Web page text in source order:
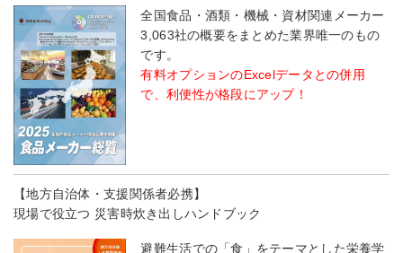
全国食品・酒類・機械・資材関連メーカー
3,063社の概要をまとめた業界唯一のもの
です。
有料オプションのExcelデータとの併用
で、利便性が格段にアップ！
【地方自治体・支援関係者必携】
現場で役立つ 災害時炊き出しハンドブック
避難生活での「食」をテーマとした栄養学